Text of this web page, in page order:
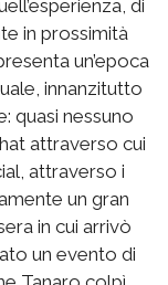
di
in prossimità
un’epoca
innanzitutto
quasi nessuno
attraverso cui
attraverso i
un gran
in cui arrivò
un evento di